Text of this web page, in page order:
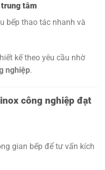
trung tâm
bếp thao tác nhanh và
kế theo yêu cầu nhờ
nghiệp.
công nghiệp đạt
gian bếp để tư vấn kích